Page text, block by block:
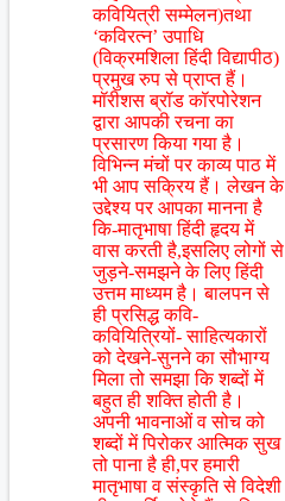
कवियित्री सम्मेलन)तथा
‘कविरत्न’ उपाधि
(विक्रमशिला हिंदी विद्यापीठ)
प्रमुख रुप से प्राप्त हैं।
मॉरीशस ब्रॉड कॉरपोरेशन
द्वारा आपकी रचना का
प्रसारण किया गया है।
विभिन्न मंचों पर काव्य पाठ में
भी आप सक्रिय हैं। लेखन के
उद्देश्य पर आपका मानना है
कि-मातृभाषा हिंदी हृदय में
वास करती है,इसलिए लोगों से
जुड़ने-समझने के लिए हिंदी
उत्तम माध्यम है। बालपन से
ही प्रसिद्ध कवि-
कवियित्रियों- साहित्यकारों
को देखने-सुनने का सौभाग्य
मिला तो समझा कि शब्दों में
बहुत ही शक्ति होती है।
अपनी भावनाओं व सोच को
शब्दों में पिरोकर आत्मिक सुख
तो पाना है ही,पर हमारी
मातृभाषा व संस्कृति से विदेशी